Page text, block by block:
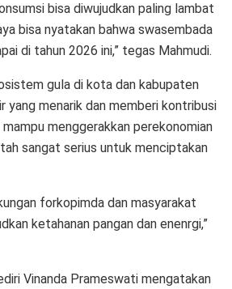
bisa diwujudkan paling lambat
bisa nyatakan bahwa swasembada
di tahun 2026 ini,” tegas Mahmudi.
gula di kota dan kabupaten
yang menarik dan memberi kontribusi
mampu menggerakkan perekonomian
sangat serius untuk menciptakan
forkopimda dan masyarakat
ketahanan pangan dan enenrgi,”
Vinanda Prameswati mengatakan